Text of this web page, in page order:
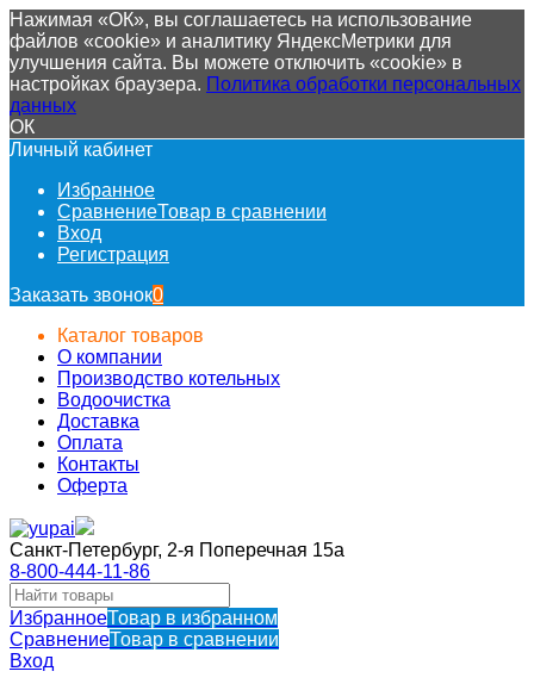
Нажимая «ОК», вы соглашаетесь на использование
файлов «cookie» и аналитику ЯндексМетрики для
улучшения сайта. Вы можете отключить «cookie» в
настройках браузера. Политика обработки персональных
данных
ОК
Личный кабинет
Избранное
СравнениеТовар в сравнении
Вход
Регистрация
Заказать звонок0
Каталог товаров
О компании
Производство котельных
Водоочистка
Доставка
Оплата
Контакты
Оферта
Санкт-Петербург, 2-я Поперечная 15а
8-800-444-11-86
ИзбранноеТовар в избранном
СравнениеТовар в сравнении
Вход